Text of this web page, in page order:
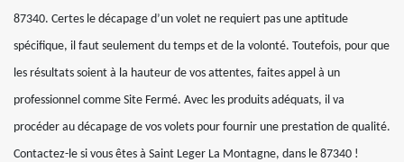
87340. Certes le décapage d’un volet ne requiert pas une aptitude
spécifique, il faut seulement du temps et de la volonté. Toutefois, pour que
les résultats soient à la hauteur de vos attentes, faites appel à un
professionnel comme Site Fermé. Avec les produits adéquats, il va
procéder au décapage de vos volets pour fournir une prestation de qualité.
Contactez-le si vous êtes à Saint Leger La Montagne, dans le 87340 !